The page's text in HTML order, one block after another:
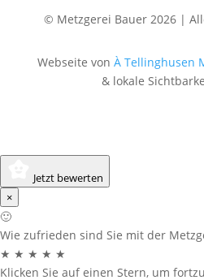
© Metzgerei Bauer 2026 |
Webseite von À Tellinghusen
& lokale
Jetzt bewerten
×
🙂
Wie zufrieden sind Sie mit der
★ ★ ★ ★ ★
Klicken Sie auf einen Stern, um